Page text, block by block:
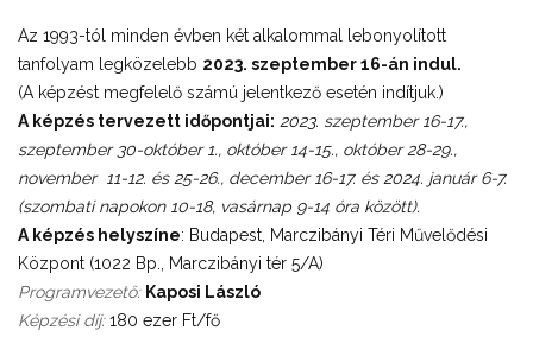
Az 1993-tól minden évben két alkalommal lebonyolított
tanfolyam legközelebb 2023. szeptember 16-án indul.
(A képzést megfelelő számú jelentkező esetén indítjuk.)
A képzés tervezett időpontjai: 2023. szeptember 16-17.,
szeptember 30-október 1., október 14-15., október 28-29.,
november 11-12. és 25-26., december 16-17. és 2024. január 6-7.
(szombati napokon 10-18, vasárnap 9-14 óra között).
A képzés helyszíne: Budapest, Marczibányi Téri Művelődési
Központ (1022 Bp., Marczibányi tér 5/A)
Programvezető: Kaposi László
Képzési díj:180 ezer Ft/fő